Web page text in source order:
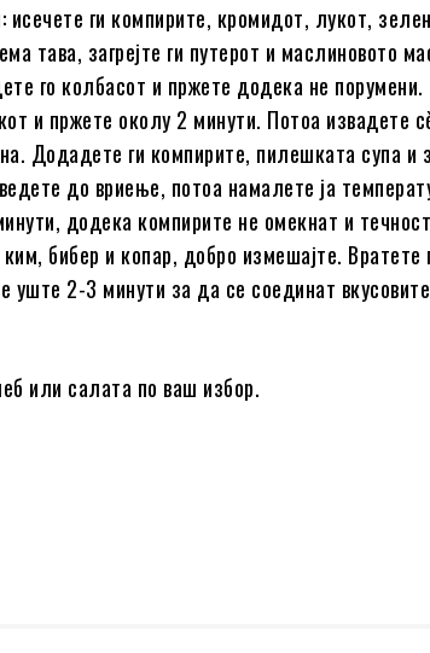
исечете ги компирите, кромидот, лукот,
тава, загрејте ги путерот и маслиновото
го колбасот и пржете додека не порумени.
и пржете околу 2 минути. Потоа извадете
Додадете ги компирите, пилешката супа и
до вриење, потоа намалете ја
додека компирите не омекнат и
бибер и копар, добро измешајте. Вратете
уште 2-3 минути за да се соединат
или салата по ваш избор.